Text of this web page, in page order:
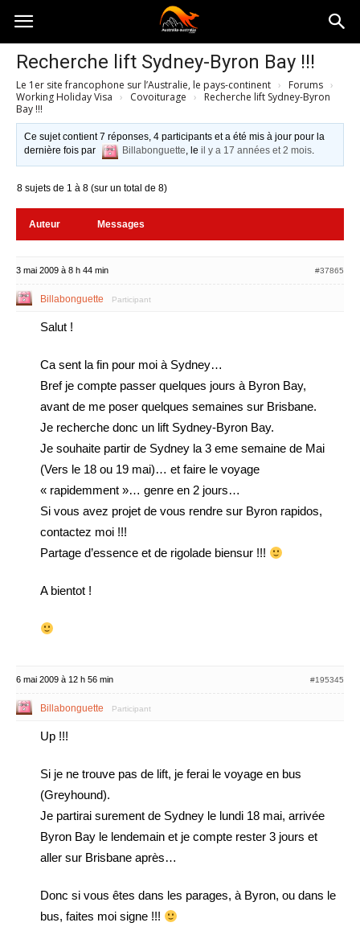
Australia-
australie.com
Recherche lift Sydney-Byron Bay !!!
Le 1er site francophone sur l’Australie, le pays-continent › Forums ›
Working Holiday Visa › Covoiturage ›
Recherche lift Sydney-Byron
Bay !!!
Ce sujet contient 7 réponses, 4 participants et a été mis à jour pour la
dernière fois par
Billabonguette, leil y a 17 années et 2 mois.
8 sujets de 1 à 8 (sur un total de 8)
Auteur Messages
3 mai 2009 à 8 h 44 min #37865
Billabonguette Participant
Salut !
Ca sent la fin pour moi à Sydney…
Bref je compte passer quelques jours à Byron Bay,
avant de me poser quelques semaines sur Brisbane.
Je recherche donc un lift Sydney-Byron Bay.
Je souhaite partir de Sydney la 3 eme semaine de Mai
(Vers le 18 ou 19 mai)… et faire le voyage
« rapidemment »… genre en 2 jours…
Si vous avez projet de vous rendre sur Byron rapidos,
contactez moi !!!
Partage d’essence et de rigolade biensur !!!
A bientot !
6 mai 2009 à 12 h 56 min #195345
Billabonguette Participant
Up !!!
Si je ne trouve pas de lift, je ferai le voyage en bus
(Greyhound).
Je partirai surement de Sydney le lundi 18 mai, arrivée
Byron Bay le lendemain et je compte rester 3 jours et
aller sur Brisbane après…
Donc si vous êtes dans les parages, à Byron, ou dans le
bus, faites moi signe !!!